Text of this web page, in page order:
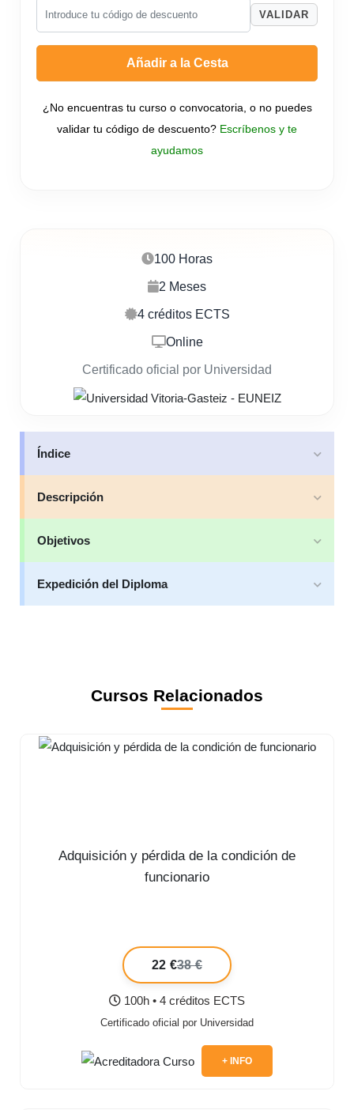
100 Horas
2 Meses
4 créditos ECTS
Online
Certificado oficial por Universidad
Índice
Descripción
Objetivos
Expedición del Diploma
VALIDAR
Añadir a la Cesta
¿No encuentras tu curso o convocatoria, o no puedes
validar tu código de descuento? Escríbenos y te
ayudamos
Cursos Relacionados
Adquisición y pérdida de la condición de
funcionario
22 €38 €
100h • 4 créditos ECTS
Certificado oficial por Universidad
+ INFO